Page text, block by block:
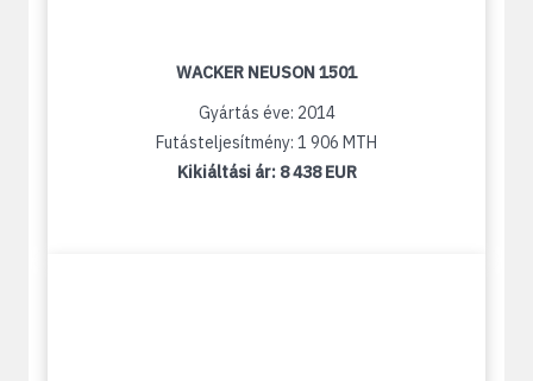
WACKER NEUSON 1501
Gyártás éve: 2014
Futásteljesítmény: 1 906 MTH
Kikiáltási ár: 8 438 EUR